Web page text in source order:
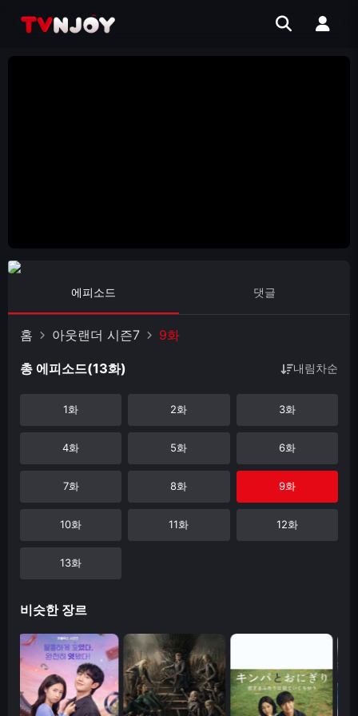
에피소드 댓글
홈 아웃랜더 시즌7 9화
총 에피소드(13화) 내림차순
1화 2화 3화
4화 5화 6화
7화 8화 9화
10화 11화 12화
13화
비슷한 장르